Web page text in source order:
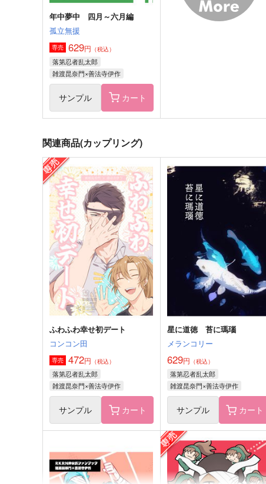
たそがれるウィステリア
sp.
308 円（税込）
雑渡昆奈門×善法寺伊作
サンプル 作品詳細
九年目の春
はいせつぶす
円（税込）
雑渡昆奈門×善法寺伊作
サンプル 作品詳細
The Shining
1,100円（税込）
雑渡昆奈門×善法寺伊作
彼の卒業
歩道橋
1,100円（税込）
雑渡昆奈門×善法寺伊作
年中夢中 四月～六月編
孤立無援
専売 629円 （税込）
落第忍者乱太郎
雑渡昆奈門×善法寺伊作
サンプル カート
関連商品(カップリング)
ふわふわ幸せ初デート
コンコン田
専売 472円 （税込）
落第忍者乱太郎
雑渡昆奈門×善法寺伊作
サンプル カート
星に道徳 苔に瑪瑙
メランコリー
629円 （税込）
落第忍者乱太郎
雑渡昆奈門×善法寺伊作
サンプル カート